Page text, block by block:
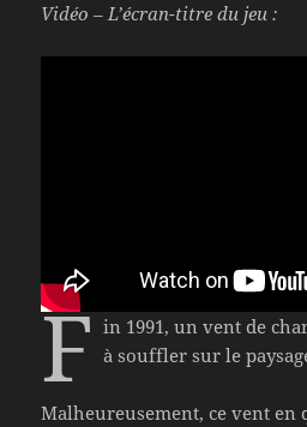
Vidéo – L’écran-titre du jeu :
F in 1991, un vent de
à souffler sur le
Malheureusement, ce vent en